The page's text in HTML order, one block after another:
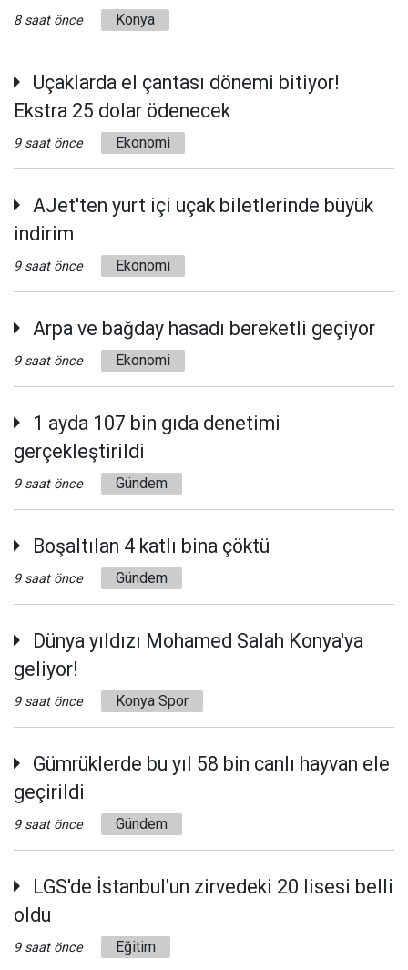
8 saat önce Konya
Uçaklarda el çantası dönemi bitiyor!
Ekstra 25 dolar ödenecek
9 saat önce Ekonomi
AJet'ten yurt içi uçak biletlerinde büyük
indirim
9 saat önce Ekonomi
Arpa ve bağday hasadı bereketli geçiyor
9 saat önce Ekonomi
1 ayda 107 bin gıda denetimi
gerçekleştirildi
9 saat önce Gündem
Boşaltılan 4 katlı bina çöktü
9 saat önce Gündem
Dünya yıldızı Mohamed Salah Konya'ya
geliyor!
9 saat önce Konya Spor
Gümrüklerde bu yıl 58 bin canlı hayvan ele
geçirildi
9 saat önce Gündem
LGS'de İstanbul'un zirvedeki 20 lisesi belli
oldu
9 saat önce Eğitim